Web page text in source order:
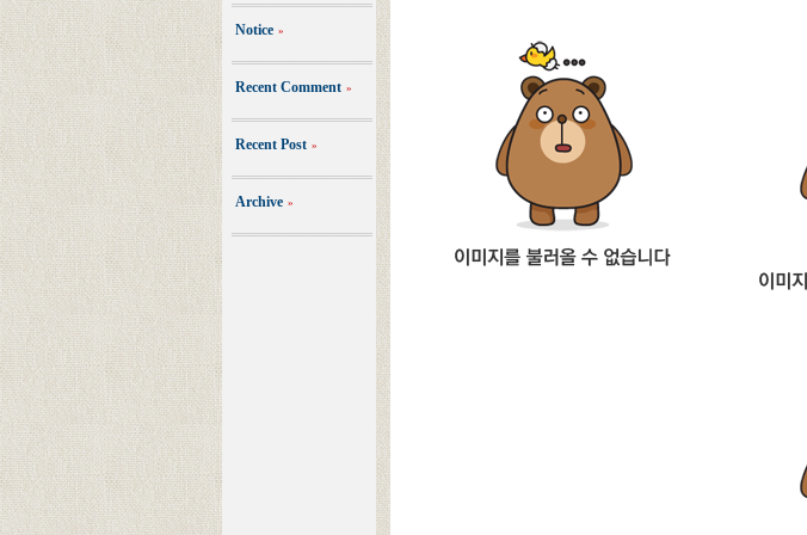
Notice »
Recent Comment »
Recent Post »
Archive »